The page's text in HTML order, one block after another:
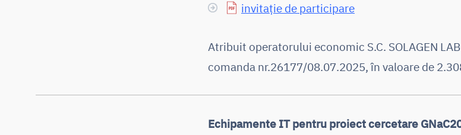
invitație de participare
Atribuit operatorului economic S.C. SOLAGEN
comanda nr.26177/08.07.2025, în valoare de
Echipamente IT pentru proiect cercetare